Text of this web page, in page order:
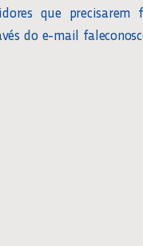
que
do e-mail